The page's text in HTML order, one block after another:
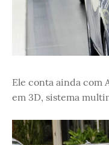
Ele conta ainda com
em 3D, sistema